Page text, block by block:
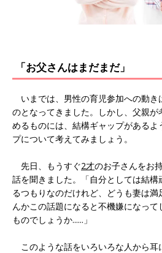
「お父さんはまだまだ」
いまでは、男性の育児参加への動き
のとなってきました。しかし、父親
めるものには、結構ギャップがあるよ
プについて考えてみましょう。
先日、もうすぐ2才のお子さんをお
話を聞きました。「自分としては結
るつもりなのだけれど、どうも妻は
んかこの話題になると不機嫌になっ
ものでしょうか......」
このような話をいろいろな人から耳